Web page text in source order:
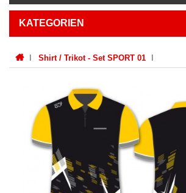
KATEGORIEN
Shirt / Trikot - Set SPORT 01